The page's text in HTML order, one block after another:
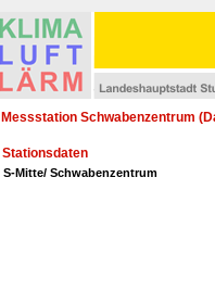
Messstation Schwabenzentrum
Stationsdaten
S-Mitte/ Schwabenzentrum